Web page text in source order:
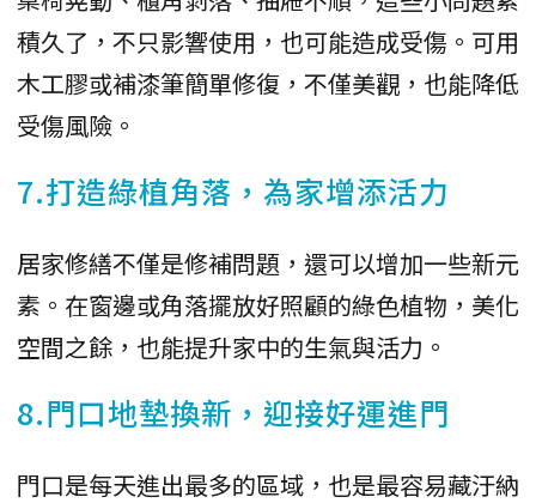
積久了，不只影響使用，也可能造成受傷。可用
木工膠或補漆筆簡單修復，不僅美觀，也能降低
受傷風險。
7.打造綠植角落，為家增添活力
居家修繕不僅是修補問題，還可以增加一些新元
素。在窗邊或角落擺放好照顧的綠色植物，美化
空間之餘，也能提升家中的生氣與活力。
8.門口地墊換新，迎接好運進門
門口是每天進出最多的區域，也是最容易藏汙納